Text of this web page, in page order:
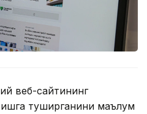
веб-сайтининг
ишга туширганини маълум